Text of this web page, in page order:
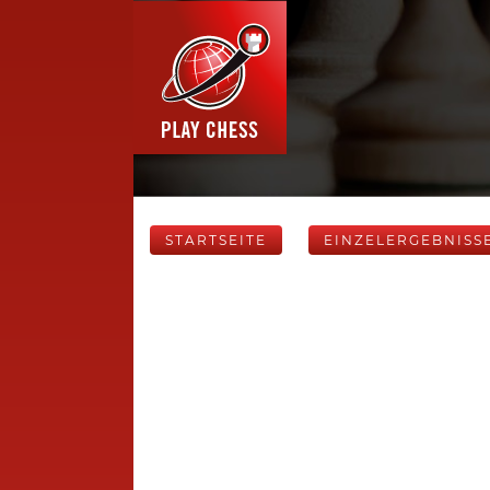
STARTSEITE